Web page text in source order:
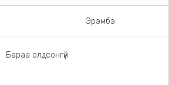
Эрэмбэ:
Бараа олдсонгүй.